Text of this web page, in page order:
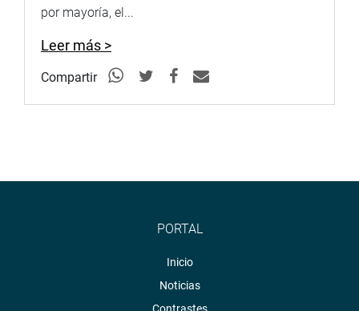
por mayoría, el...
Leer más >
Compartir
PORTAL
Inicio
Noticias